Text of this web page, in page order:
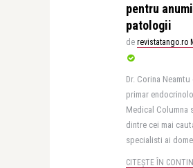
pentru
patologii
de revistatango.ro
Dr. Corina
primar
Medical Columna
dintre cei mai
specialisti ai
CITEȘTE ÎN